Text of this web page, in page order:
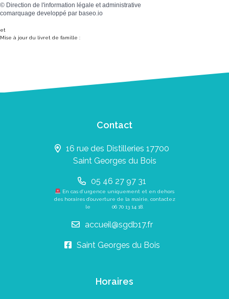
© Direction de l'information légale et administrative
comarquage developpé par baseo.io
et
Mise à jour du livret de famille :
Contact
16 rue des Distilleries 17700
Saint Georges du Bois
05 46 27 97 31
En cas d’urgence uniquement et en dehors
des horaires d’ouverture de la mairie, contactez
le 06 70 13 14 18.
accueil@sgdb17.fr
Saint Georges du Bois
Horaires